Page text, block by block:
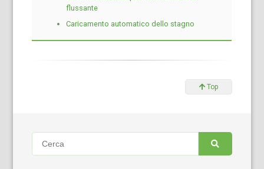
flussante
Caricamento automatico dello stagno
Top